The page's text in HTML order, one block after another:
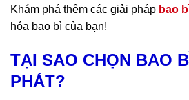
Khám phá thêm các giải pháp bao
hóa bao bì của bạn!
TẠI SAO CHỌN BAO
PHÁT?